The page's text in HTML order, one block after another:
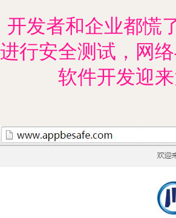
开发者和企业都慌
进行安全测试，网
软件开发迎